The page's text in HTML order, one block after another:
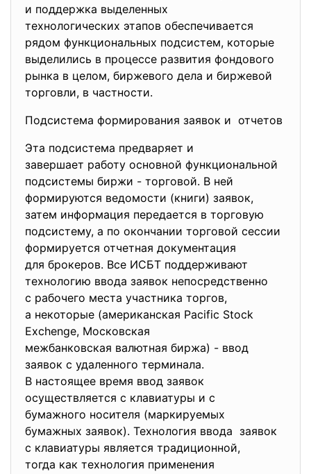
и поддержка выделенных
технологических этапов обеспечивается
рядом функциональных подсистем, которые
выделились в процессе развития фондового
рынка в целом, биржевого дела и биржевой
торговли, в частности.
Подсистема формирования заявок и отчетов
Эта подсистема предваряет и
завершает работу основной функциональной
подсистемы биржи - торговой. В ней
формируются ведомости (книги) заявок,
затем информация передается в торговую
подсистему, а по окончании торговой сессии
формируется отчетная документация
для брокеров. Все ИСБТ поддерживают
технологию ввода заявок непосредственно
с рабочего места участника торгов,
а некоторые (американская Pacific Stock
Exchenge, Московская
межбанковская валютная биржа) - ввод
заявок с удаленного терминала.
В настоящее время ввод заявок
осуществляется с клавиатуры и с
бумажного носителя (маркируемых
бумажных заявок). Технология ввода заявок
с клавиатуры является традиционной,
тогда как технология применения